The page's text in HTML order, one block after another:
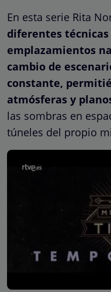
En esta serie Rita
diferentes
emplazamientos
cambio de
constante,
atmósferas y
las sombras en
túneles del propio